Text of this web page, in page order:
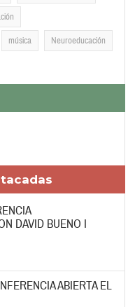
música Neuroeducación
DAVID BUENO I
ABIERTA EL